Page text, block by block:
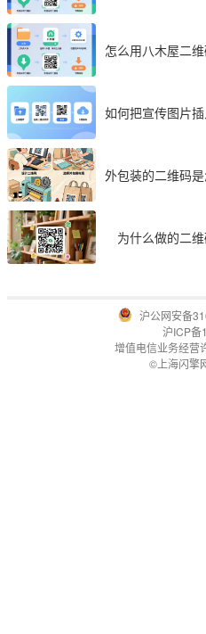
怎么用八木屋二
如何把宣传图片
外包装的二维码
为什么做的二
沪公网安备
沪ICP备
增值电信业务经营
©上海闪擎